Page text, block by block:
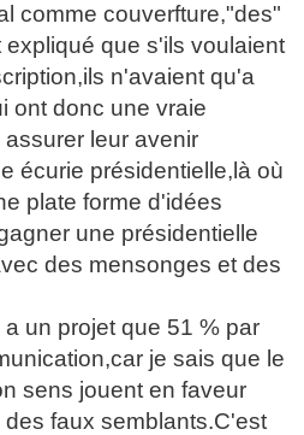
comme couverfture,"des"
que s'ils voulaient
n'avaient qu'a
ont donc une vraie
leur avenir
écurie présidentielle,là où
plate forme d'idées
une présidentielle
des mensonges et des
un projet que 51 % par
je sais que le
sens jouent en faveur
faux semblants.C'est